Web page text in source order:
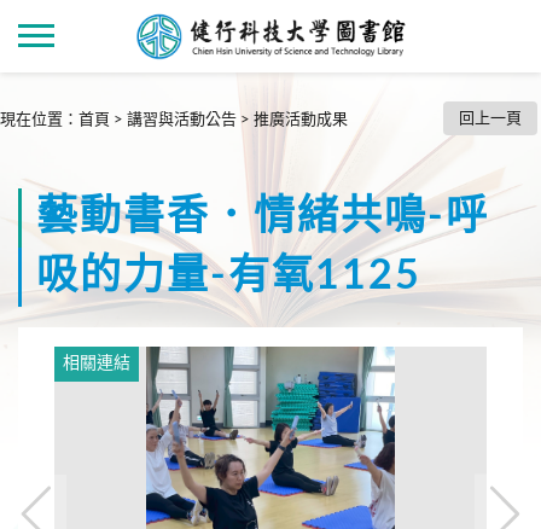
現在位置 ： 首頁 > 講習與活動公告 > 推廣活動成果 回上一頁
藝動書香．情緒共鳴-呼
吸的力量-有氧1125
相關連結